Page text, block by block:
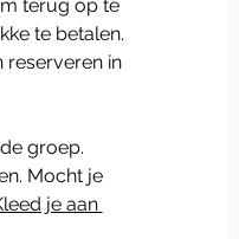
terug op te
te betalen.
reserveren in
groep.
Mocht je
je aan